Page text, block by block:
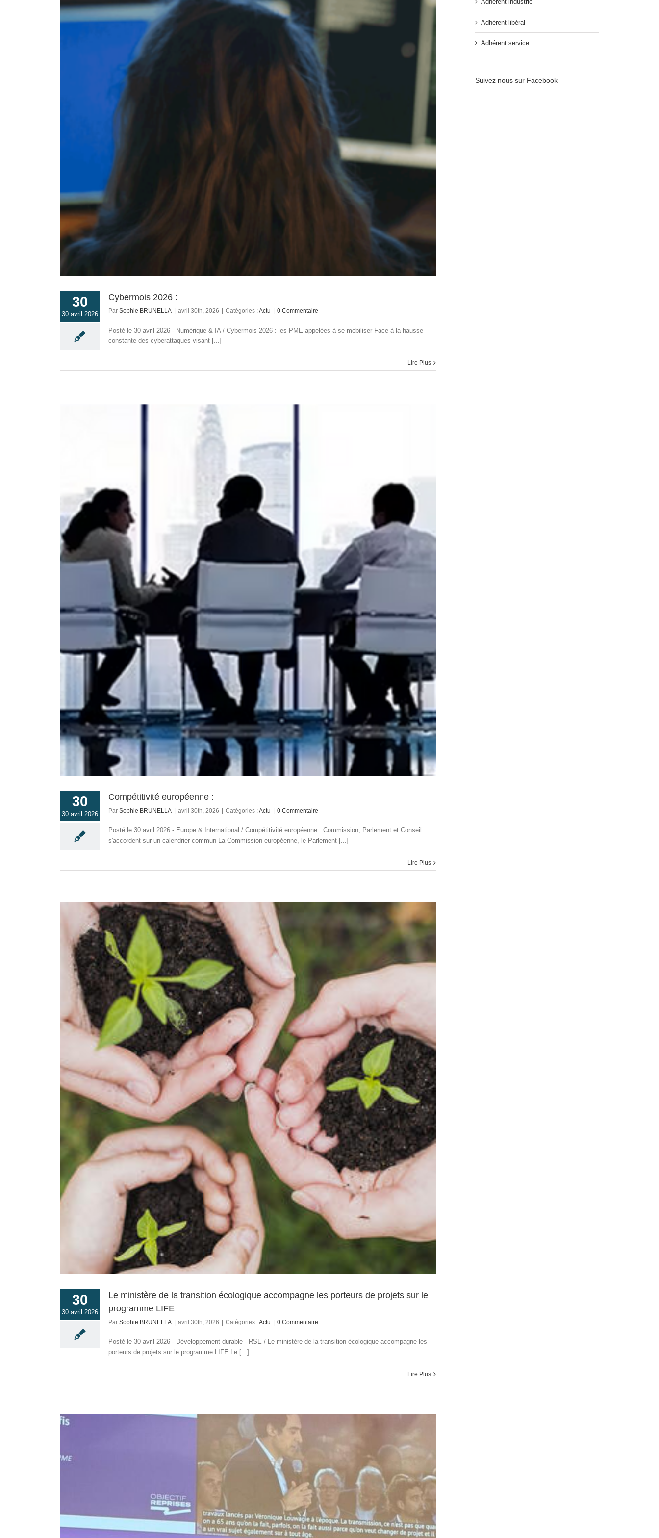
30
30 avril 2026
Cybermois 2026 :
Par Sophie BRUNELLA | avril 30th, 2026 | Catégories :Actu | 0 Commentaire
Posté le 30 avril 2026 - Numérique & IA / Cybermois 2026 : les PME appelées à se mobiliser Face à la hausse
constante des cyberattaques visant [...]
Lire Plus
30
30 avril 2026
Compétitivité européenne :
Par Sophie BRUNELLA avril 30th, 2026 Catégories :Actu 0 Commentaire
Posté le 30 avril 2026 - Europe & International / Compétitivité européenne : Commission, Parlement et Conseil
s'accordent sur un calendrier commun La Commission européenne, le Parlement [...]
Lire Plus
30
30 avril 2026
Le ministère de la transition écologique accompagne les porteurs de projets sur le
programme LIFE
Par Sophie BRUNELLA avril 30th, 2026 Catégories :Actu 0 Commentaire
Posté le 30 avril 2026 - Développement durable - RSE / Le ministère de la transition écologique accompagne les
porteurs de projets sur le programme LIFE Le [...]
Lire Plus
Adhérent industrie
Adhérent libéral
Adhérent service
Suivez nous sur Facebook